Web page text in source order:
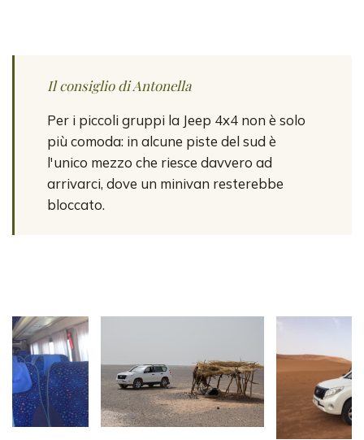
Il consiglio di Antonella
Per i piccoli gruppi la Jeep 4x4 non è solo
più comoda: in alcune piste del sud è
l'unico mezzo che riesce davvero ad
arrivarci, dove un minivan resterebbe
bloccato.